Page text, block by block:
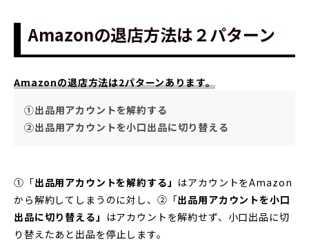
Amazonの退店方法は２パターン
Amazonの退店方法は2パターンあります。
①出品用アカウントを解約する
②出品用アカウントを小口出品に切り替える
①「出品用アカウントを解約する」 はアカウントをAmazon
から解約してしまうのに対し、②「出品用アカウントを小口
出品に切り替える」 はアカウントを解約せず、小口出品に切
り替えたあと出品を停止します。